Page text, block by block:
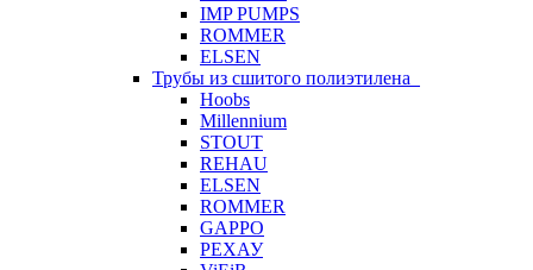
IMP PUMPS
ROMMER
ELSEN
Трубы из сшитого полиэтилена
Hoobs
Millennium
STOUT
REHAU
ELSEN
ROMMER
GAPPO
РЕХАУ